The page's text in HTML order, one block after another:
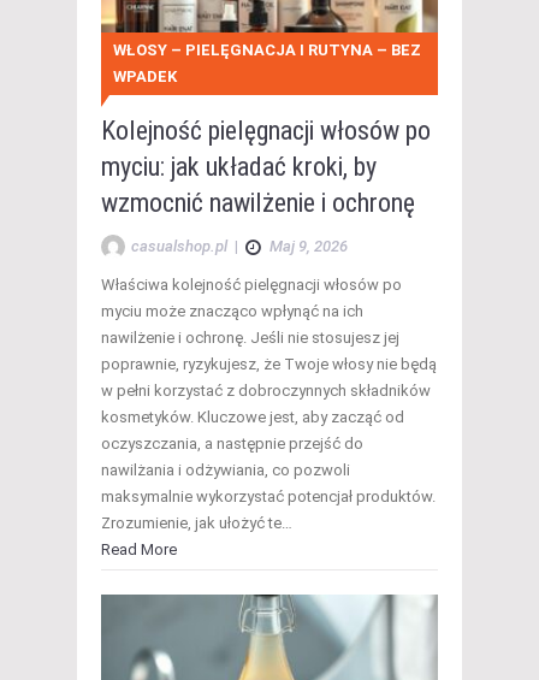
WŁOSY – PIELĘGNACJA I RUTYNA – BEZ
WPADEK
Kolejność pielęgnacji włosów po
myciu: jak układać kroki, by
wzmocnić nawilżenie i ochronę
casualshop.pl | Maj 9, 2026
Właściwa kolejność pielęgnacji włosów po
myciu może znacząco wpłynąć na ich
nawilżenie i ochronę. Jeśli nie stosujesz jej
poprawnie, ryzykujesz, że Twoje włosy nie będą
w pełni korzystać z dobroczynnych składników
kosmetyków. Kluczowe jest, aby zacząć od
oczyszczania, a następnie przejść do
nawilżania i odżywiania, co pozwoli
maksymalnie wykorzystać potencjał produktów.
Zrozumienie, jak ułożyć te…
Read More